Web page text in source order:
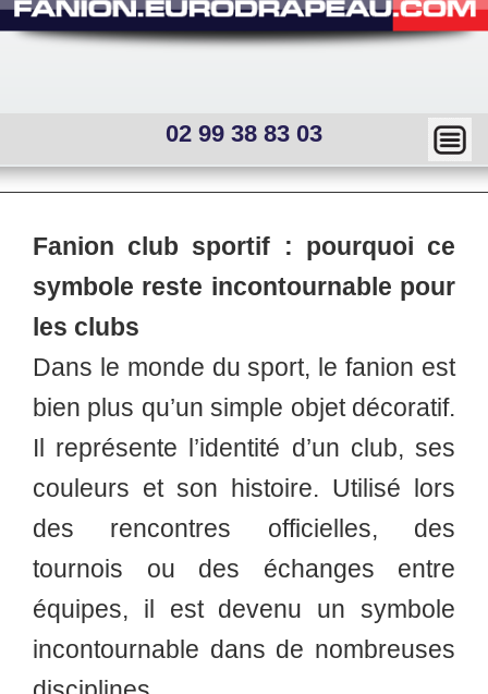
02 99 38 83 03
menu
Ma
squ
—
Mai
me
nu
menu
interne
Fanion club sportif : pourquoi ce
symbole reste incontournable pour
les clubs
Dans le monde du sport, le fanion est
bien plus qu’un simple objet décoratif.
Il représente l’identité d’un club, ses
couleurs et son histoire. Utilisé lors
des rencontres officielles, des
tournois ou des échanges entre
équipes, il est devenu un symbole
incontournable dans de nombreuses